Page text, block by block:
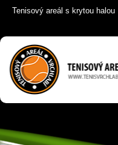
Tenisový areál s krytou halou
Tenis Vrchlabí
golfový trenažér,
sauna,
KrkonošeTenis